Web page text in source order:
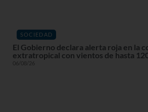
SOCIEDAD
El Gobierno declara alerta roja en la
extratropical con vientos de hasta
06/08/26